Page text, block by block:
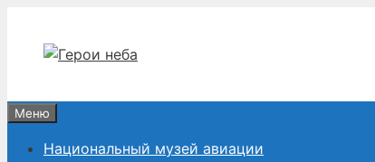
содержимому
Меню
Национальный музей авиации